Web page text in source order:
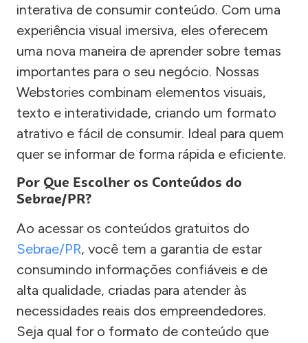
interativa de consumir conteúdo. Com uma
experiência visual imersiva, eles oferecem
uma nova maneira de aprender sobre temas
importantes para o seu negócio. Nossas
Webstories combinam elementos visuais,
texto e interatividade, criando um formato
atrativo e fácil de consumir. Ideal para quem
quer se informar de forma rápida e eficiente.
Por Que Escolher os Conteúdos do
Sebrae/PR?
Ao acessar os conteúdos gratuitos do
Sebrae/PR, você tem a garantia de estar
consumindo informações confiáveis e de
alta qualidade, criadas para atender às
necessidades reais dos empreendedores.
Seja qual for o formato de conteúdo que